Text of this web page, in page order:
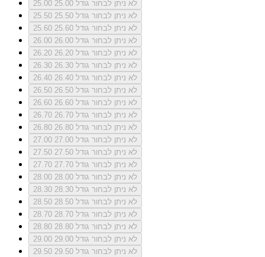
25.00
לא ניתן לבחור גודל 25.00
25.50
לא ניתן לבחור גודל 25.50
25.60
לא ניתן לבחור גודל 25.60
26.00
לא ניתן לבחור גודל 26.00
26.20
לא ניתן לבחור גודל 26.20
26.30
לא ניתן לבחור גודל 26.30
26.40
לא ניתן לבחור גודל 26.40
26.50
לא ניתן לבחור גודל 26.50
26.60
לא ניתן לבחור גודל 26.60
26.70
לא ניתן לבחור גודל 26.70
26.80
לא ניתן לבחור גודל 26.80
27.00
לא ניתן לבחור גודל 27.00
27.50
לא ניתן לבחור גודל 27.50
27.70
לא ניתן לבחור גודל 27.70
28.00
לא ניתן לבחור גודל 28.00
28.30
לא ניתן לבחור גודל 28.30
28.50
לא ניתן לבחור גודל 28.50
28.70
לא ניתן לבחור גודל 28.70
28.80
לא ניתן לבחור גודל 28.80
29.00
לא ניתן לבחור גודל 29.00
29.50
לא ניתן לבחור גודל 29.50